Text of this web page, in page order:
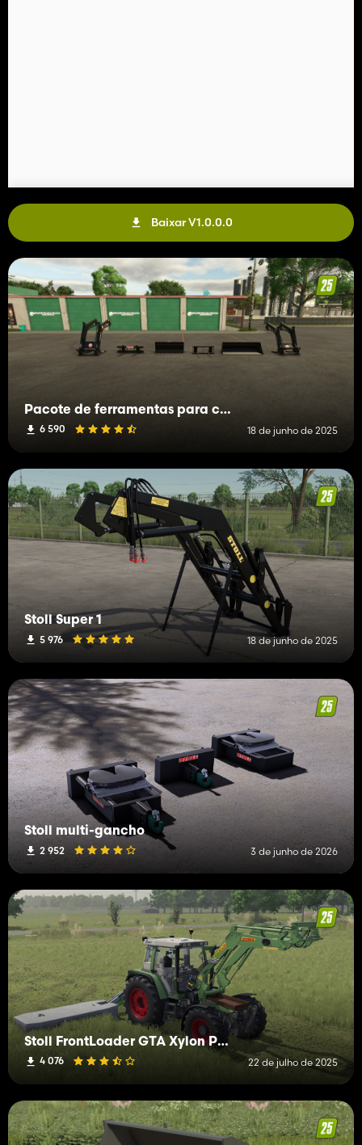
Baixar V1.0.0.0
Pacote de ferramentas para carregador frontal Stoll
6 590 18 de junho de 2025
Stoll Super 1
5 976 18 de junho de 2025
Stoll multi-gancho
2 952 3 de junho de 2026
Stoll FrontLoader GTA Xylon Pack
4 076 22 de julho de 2025